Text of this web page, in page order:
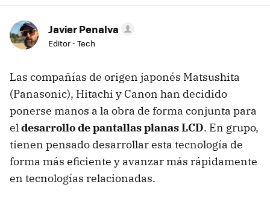
Javier Penalva
Editor - Tech
Las compañías de origen japonés Matsushita
(Panasonic), Hitachi y Canon han decidido
ponerse manos a la obra de forma conjunta para
eldesarrollo de pantallas planas LCD. En grupo,
tienen pensado desarrollar esta tecnología de
forma más eficiente y avanzar más rápidamente
en tecnologías relacionadas.